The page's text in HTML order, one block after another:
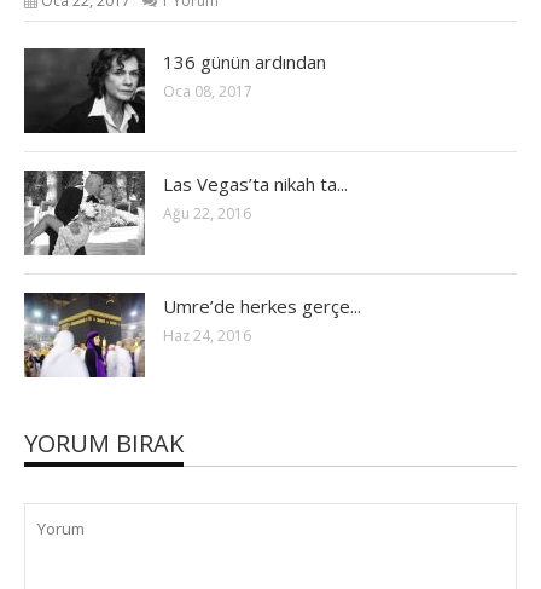
136 günün ardından
Oca 08, 2017
Las Vegas’ta nikah ta...
Ağu 22, 2016
Umre’de herkes gerçe...
Haz 24, 2016
YORUM BIRAK